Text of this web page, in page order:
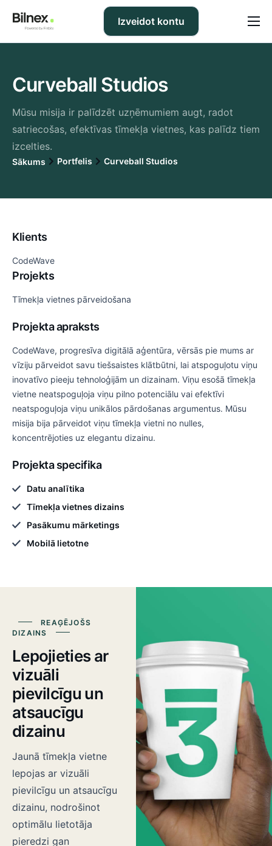
Cenas
Blogs
Par mums
Izveidot kontu
Curveball Studios
Mūsu misija ir palīdzēt uzņēmumiem augt, radot
satriecošas, efektīvas tīmekļa vietnes, kas palīdz tiem
izcelties.
Sākums Portfelis Curveball Studios
Klients
CodeWave
Projekts
Tīmekļa vietnes pārveidošana
Projekta apraksts
CodeWave, progresīva digitālā aģentūra, vērsās pie mums ar
vīziju pārveidot savu tiešsaistes klātbūtni, lai atspoguļotu viņu
inovatīvo pieeju tehnoloģijām un dizainam. Viņu esošā tīmekļa
vietne neatspoguļoja viņu pilno potenciālu vai efektīvi
neatspoguļoja viņu unikālos pārdošanas argumentus. Mūsu
misija bija pārveidot viņu tīmekļa vietni no nulles,
koncentrējoties uz elegantu dizainu.
Projekta specifika
Datu analītika
Tīmekļa vietnes dizains
Pasākumu mārketings
Mobilā lietotne
REAĢĒJOŠS
DIZAINS
Lepojieties ar
vizuāli
pievilcīgu un
atsaucīgu
dizainu
Jaunā tīmekļa vietne
lepojas ar vizuāli
pievilcīgu un atsaucīgu
dizainu, nodrošinot
optimālu lietotāja
pieredzi gan